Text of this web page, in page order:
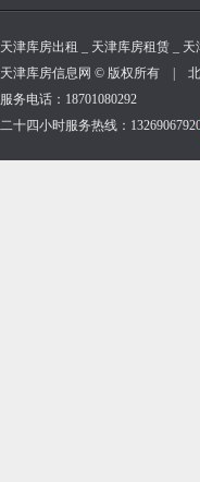
天津库房出租 _ 天津库房租赁 _
天津库房信息网 © 版权所有 |
服务电话：18701080292
二十四小时服务热线：